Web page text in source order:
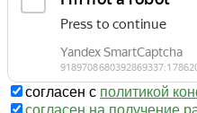
согласен с политикой
согласен на получение